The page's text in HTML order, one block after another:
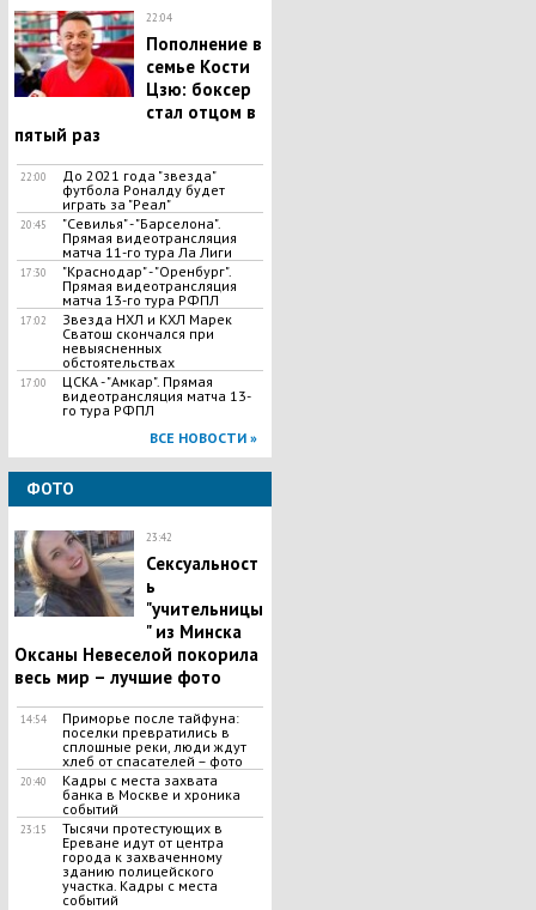
22:04
​Пополнение в
семье Кости
Цзю: боксер
стал отцом в
пятый раз
22:00
До 2021 года "звезда"
футбола Роналду будет
играть за "Реал"
20:45
"Севилья" - "Барселона".
Прямая видеотрансляция
матча 11-го тура Ла Лиги
17:30
"Краснодар" - "Оренбург".
Прямая видеотрансляция
матча 13-го тура РФПЛ
17:02
Звезда НХЛ и КХЛ Марек
Сватош скончался при
невыясненных
обстоятельствах
17:00
ЦСКА - "Амкар". Прямая
видеотрансляция матча 13-
го тура РФПЛ
ВСЕ НОВОСТИ »
ФОТО
23:42
Сексуальност
ь
"учительницы
" из Минска
Оксаны Невеселой покорила
весь мир – лучшие фото
14:54
Приморье после тайфуна:
поселки превратились в
сплошные реки, люди ждут
хлеб от спасателей – фото
20:40
Кадры с места захвата
банка в Москве и хроника
событий
23:15
Тысячи протестующих в
Ереване идут от центра
города к захваченному
зданию полицейского
участка. Кадры с места
событий